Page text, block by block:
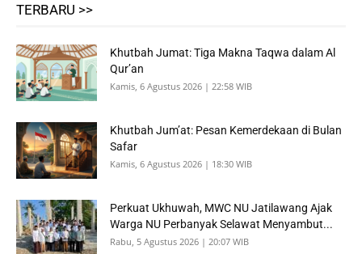
TERBARU >>
Khutbah Jumat: Tiga Makna Taqwa dalam Al
Qur’an
Kamis, 6 Agustus 2026 | 22:58 WIB
Khutbah Jum’at: Pesan Kemerdekaan di Bulan
Safar
Kamis, 6 Agustus 2026 | 18:30 WIB
Perkuat Ukhuwah, MWC NU Jatilawang Ajak
Warga NU Perbanyak Selawat Menyambut...
Rabu, 5 Agustus 2026 | 20:07 WIB